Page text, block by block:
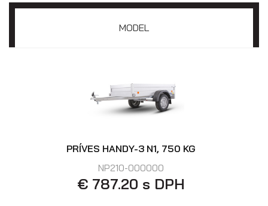
MODEL
PRÍVES HANDY-3 N1, 750 KG
NP210-000000
€ 787.20 s DPH